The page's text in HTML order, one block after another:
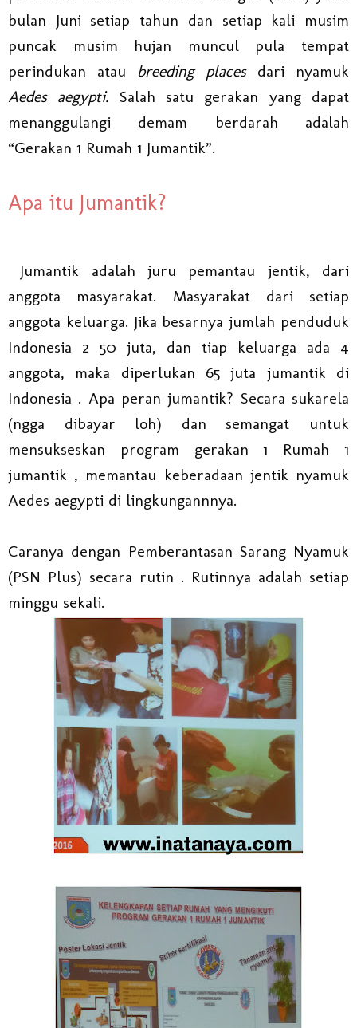
bulan Juni setiap tahun dan setiap kali musim
puncak musim hujan muncul pula tempat
perindukan atau breeding placesdari nyamuk
Aedes aegypti. Salah satu gerakan yang dapat
menanggulangi demam berdarah adalah
“Gerakan 1 Rumah 1 Jumantik”.
Apa itu Jumantik?
Jumantik adalah juru pemantau jentik, dari
anggota masyarakat. Masyarakat dari setiap
anggota keluarga. Jika besarnya jumlah penduduk
Indonesia 2 50 juta, dan tiap keluarga ada 4
anggota, maka diperlukan 65 juta jumantik di
Indonesia . Apa peran jumantik? Secara sukarela
(ngga dibayar loh) dan semangat untuk
mensukseskan program gerakan 1 Rumah 1
jumantik , memantau keberadaan jentik nyamuk
Aedes aegypti di lingkungannnya.
Caranya dengan Pemberantasan Sarang Nyamuk
(PSN Plus) secara rutin . Rutinnya adalah setiap
minggu sekali.